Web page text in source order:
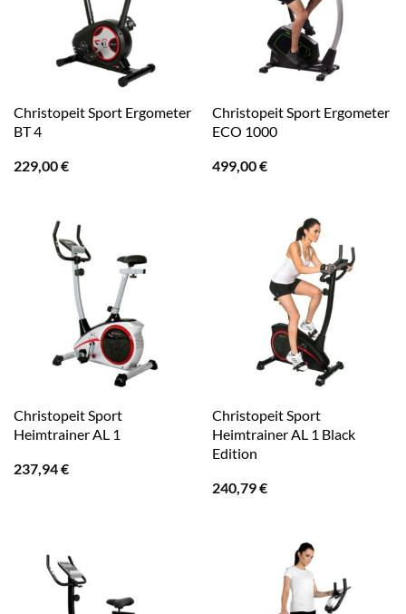
Christopeit Sport Ergometer
BT 4
229,00€
Christopeit Sport Ergometer
ECO 1000
499,00€
Christopeit Sport
Heimtrainer AL 1
237,94€
Christopeit Sport
Heimtrainer AL 1 Black
Edition
240,79€